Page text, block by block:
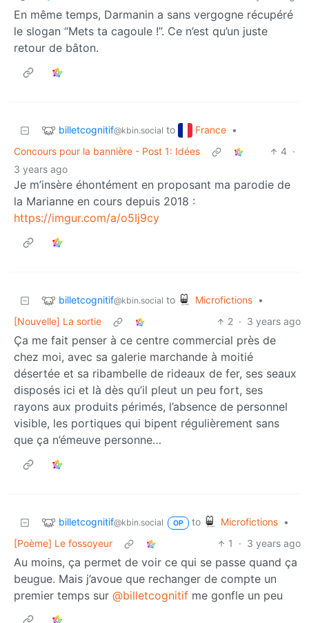
En même temps, Darmanin a sans vergogne récupéré
le slogan “Mets ta cagoule !”. Ce n’est qu’un juste
retour de bâton.
billetcognitif@kbin.social to France •
Concours pour la bannière - Post 1: Idées
4 ·
3 years ago
Je m’insère éhontément en proposant ma parodie de
la Marianne en cours depuis 2018 :
https://imgur.com/a/o5Ij9cy
billetcognitif@kbin.social to Microfictions •
[Nouvelle] La sortie
2 · 3 years ago
Ça me fait penser à ce centre commercial près de
chez moi, avec sa galerie marchande à moitié
désertée et sa ribambelle de rideaux de fer, ses seaux
disposés ici et là dès qu’il pleut un peu fort, ses
rayons aux produits périmés, l’absence de personnel
visible, les portiques qui bipent régulièrement sans
que ça n’émeuve personne…
billetcognitif@kbin.social OP to Microfictions
•
[Poème] Le fossoyeur
1 · 3 years ago
Au moins, ça permet de voir ce qui se passe quand ça
beugue. Mais j’avoue que rechanger de compte un
premier temps sur @billetcognitif me gonfle un peu